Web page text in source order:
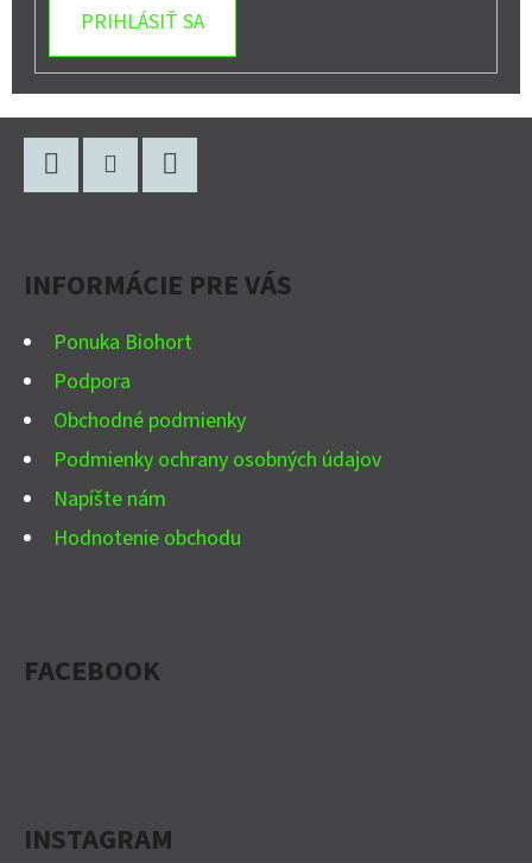
PRIHLÁSIŤ SA
INFORMÁCIE PRE VÁS
Ponuka Biohort
Podpora
Obchodné podmienky
Podmienky ochrany osobných údajov
Napíšte nám
Hodnotenie obchodu
FACEBOOK
INSTAGRAM